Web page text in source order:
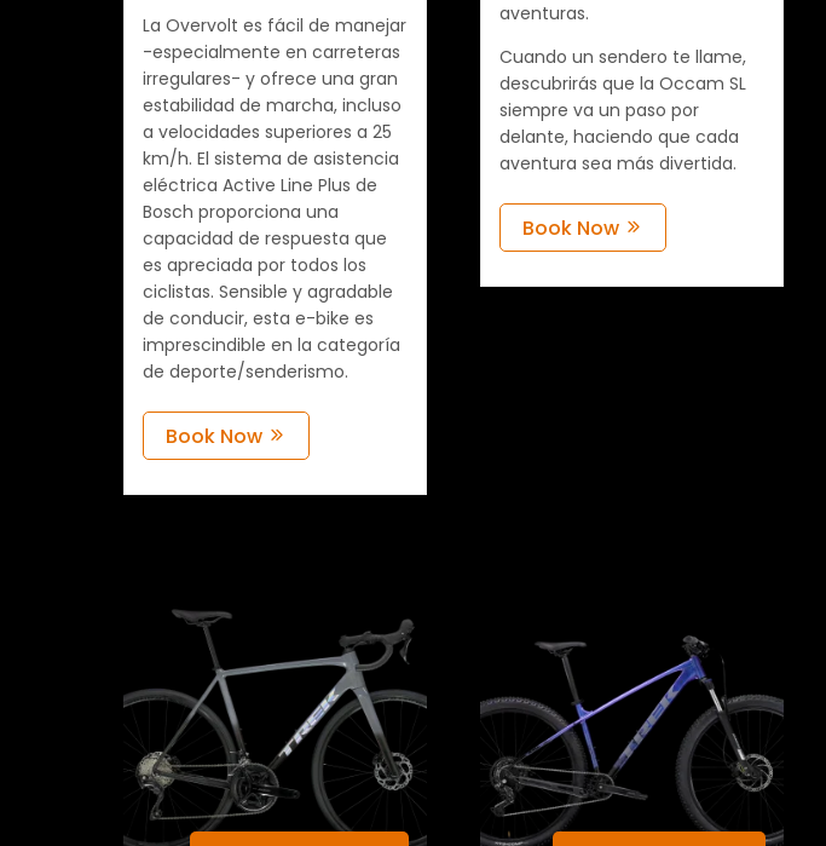
La Overvolt es fácil de manejar
-especialmente en carreteras
irregulares- y ofrece una gran
estabilidad de marcha, incluso
a velocidades superiores a 25
km/h. El sistema de asistencia
eléctrica Active Line Plus de
Bosch proporciona una
capacidad de respuesta que
es apreciada por todos los
ciclistas. Sensible y agradable
de conducir, esta e-bike es
imprescindible en la categoría
de deporte/senderismo.
Book Now
aventuras.
Cuando un sendero te llame,
descubrirás que la Occam SL
siempre va un paso por
delante, haciendo que cada
aventura sea más divertida.
Book Now